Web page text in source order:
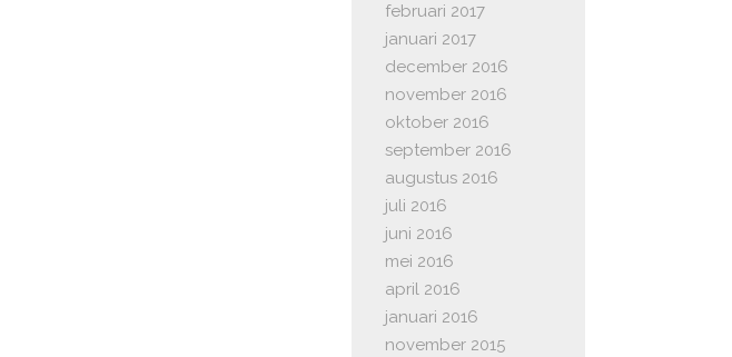
februari 2017
januari 2017
december 2016
november 2016
oktober 2016
september 2016
augustus 2016
juli 2016
juni 2016
mei 2016
april 2016
januari 2016
november 2015